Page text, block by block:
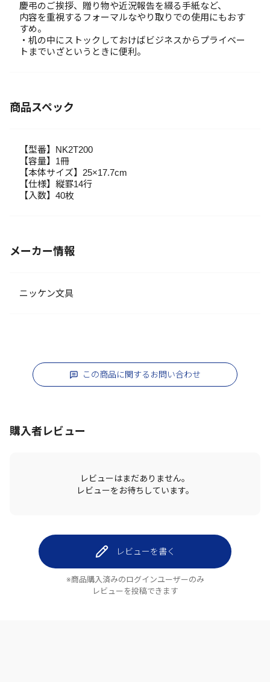
慶弔のご挨拶、贈り物や近況報告を綴る手紙など、
内容を重視するフォーマルなやり取りでの使用にもおす
すめ。
・机の中にストックしておけばビジネスからプライベー
トまでいざというときに便利。
商品スペック
【型番】NK2T200
【容量】1冊
【本体サイズ】25×17.7cm
【仕様】縦罫14行
【入数】40枚
メーカー情報
ニッケン文具
この商品に関するお問い合わせ
購入者レビュー
レビューはまだありません。
レビューをお待ちしています。
レビューを書く
※商品購入済みのログインユーザーのみ
レビューを投稿できます